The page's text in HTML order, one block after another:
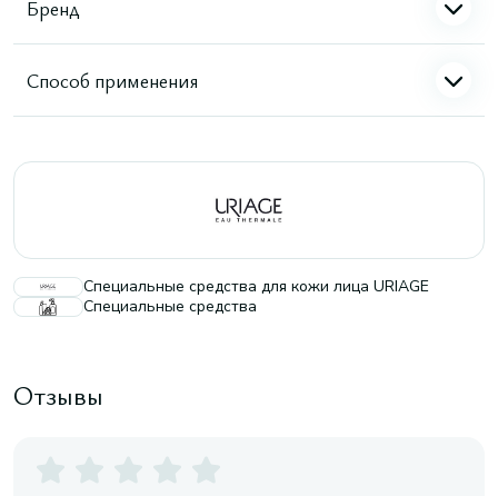
Бренд
Способ применения
Специальные средства для кожи лица URIAGE
Специальные средства
Отзывы